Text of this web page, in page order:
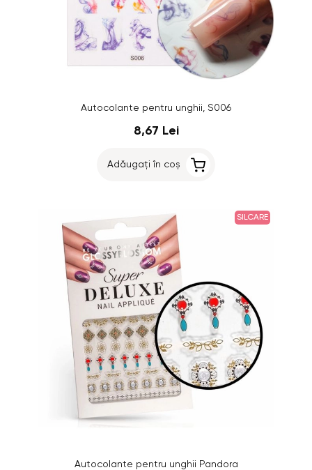
Autocolante pentru unghii, S006
8,67 Lei
Adăugați în coș
SILCARE
Autocolante pentru unghii Pandora